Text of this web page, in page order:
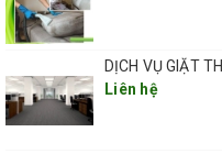
– Thử hóa chất giặt thảm
ứng thì mới tiếp tục giặt
– Dùng bàn chải tay giặt các
không đưa vào được.
Liên hệ